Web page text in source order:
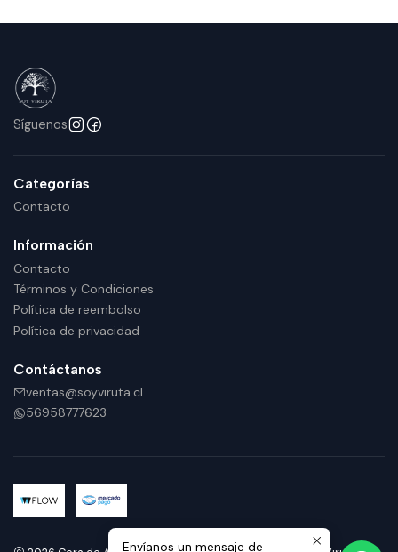
Síguenos
Categorías
Contacto
Información
Contacto
Términos y Condiciones
Política de reembolso
Política de privacidad
Contáctanos
ventas@soyviruta.cl
56958777623
Envíanos un mensaje de